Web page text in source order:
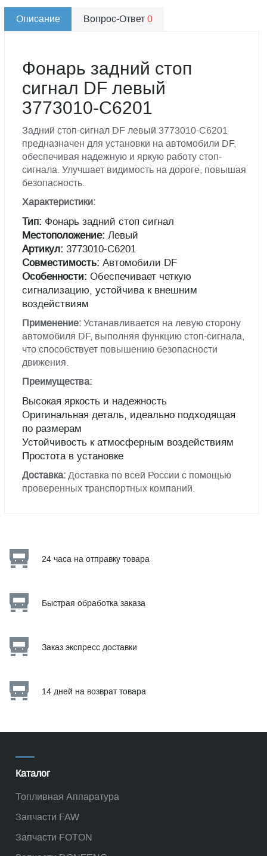
Описание Вопрос-Ответ0
Фонарь задний стоп
сигнал DF левый
3773010-C6201
Задний стоп-сигнал DF левый 3773010-C6201
предназначен для установки на автомобили DF,
обеспечивая надежную и яркую работу стоп-
сигнала. Улучшает видимость на дороге, повышая
безопасность.
Характеристики:
Тип: Фонарь задний стоп сигнал
Местоположение: Левый
Артикул: 3773010-C6201
Совместимость: Автомобили DF
Особенности: Обеспечивает четкую
сигнализацию, устойчива к внешним
воздействиям
Применение:Устанавливается на левую сторону
автомобиля DF, выполняя функцию стоп-сигнала,
что способствует повышению безопасности
движения.
Преимущества:
Высокая яркость и надежность
Оригинальная деталь, идеально подходящая
по размерам
Устойчивость к атмосферным воздействиям
Простота в установке
Доставка:Доставка по всей России с помощью
проверенных транспортных компаний.
24 часа на отправку товара
Быстрая обработка заказа
Заказ экспресс доставки
14 дней на возврат товара
Каталог
Топливная Аппаратура
Запчасти FAW
Запчасти FOTON